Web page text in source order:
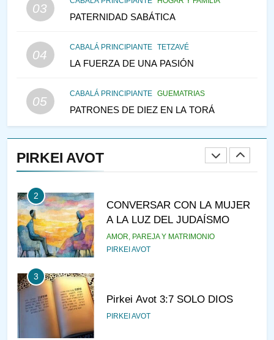
03
PATERNIDAD SABÁTICA
04
CABALÁ PRINCIPIANTE TETZAVÉ
LA FUERZA DE UNA PASIÓN
05
CABALÁ PRINCIPIANTE GUEMATRIAS
PATRONES DE DIEZ EN LA TORÁ
PIRKEI AVOT
RAZI ¿QUIÉN ES SABIO?
2
CONVERSAR CON LA MUJER
A LA LUZ DEL JUDAÍSMO
AMOR, PAREJA Y MATRIMONIO
3
Pirkei Avot 3:7 SOLO DIOS
PIRKEI AVOT
4
LA LEY JUDIA DE ATRACCIÓN
PIRKEI AVOT